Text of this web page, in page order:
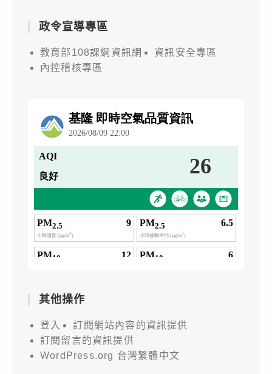
政令宣導專區
教育部108課綱資訊網
資訊安全專區
內控稽核專區
其他操作
登入
訂閱網站內容的資訊提供
訂閱留言的資訊提供
WordPress.org 台灣繁體中文